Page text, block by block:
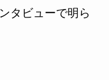
タビューで明ら